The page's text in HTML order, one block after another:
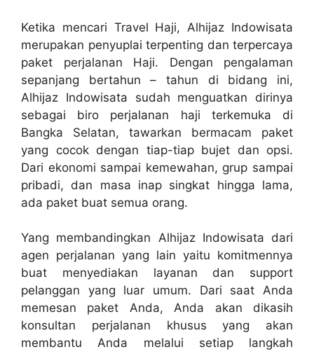
Ketika mencari Travel Haji, Alhijaz Indowisata
merupakan penyuplai terpenting dan terpercaya
paket perjalanan Haji. Dengan pengalaman
sepanjang bertahun – tahun di bidang ini,
Alhijaz Indowisata sudah menguatkan dirinya
sebagai biro perjalanan haji terkemuka di
Bangka Selatan, tawarkan bermacam paket
yang cocok dengan tiap-tiap bujet dan opsi.
Dari ekonomi sampai kemewahan, grup sampai
pribadi, dan masa inap singkat hingga lama,
ada paket buat semua orang.
Yang membandingkan Alhijaz Indowisata dari
agen perjalanan yang lain yaitu komitmennya
buat menyediakan layanan dan support
pelanggan yang luar umum. Dari saat Anda
memesan paket Anda, Anda akan dikasih
konsultan perjalanan khusus yang akan
membantu Anda melalui setiap langkah